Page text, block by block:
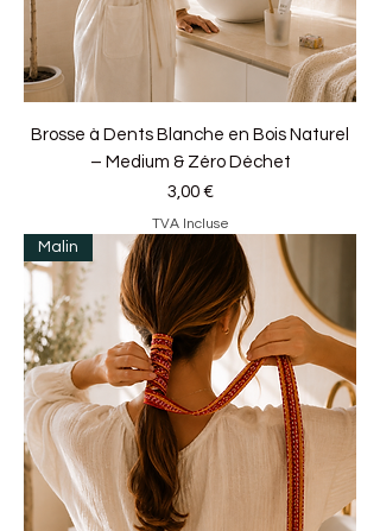
Brosse à Dents Blanche en Bois Naturel
– Medium & Zéro Déchet
Prix
3,00 €
TVA Incluse
Malin